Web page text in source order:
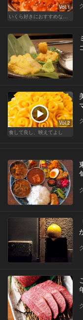
Vol.1
いくら好きにおすすめな東京の人気店！
Vol.2
食して良し、映えてよし